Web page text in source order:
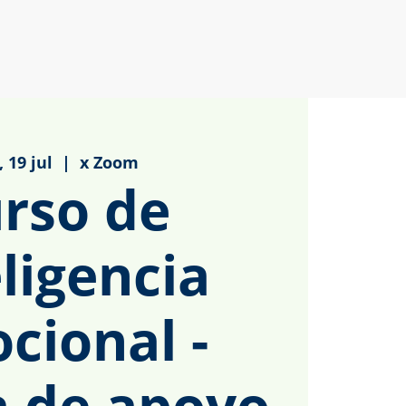
19 jul
  |
x Zoom
de
-